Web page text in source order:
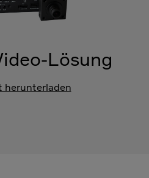
Lösung
herunterladen